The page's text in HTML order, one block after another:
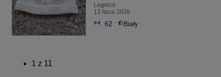
Legnica
13 lipca 2026
62 Biały
1 z 11